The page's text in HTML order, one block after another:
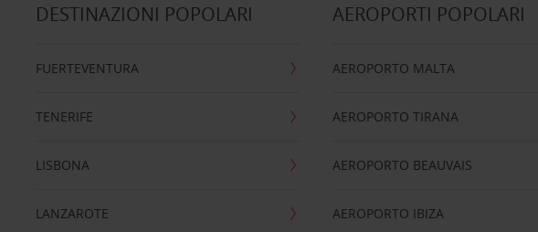
DESTINAZIONI POPOLARI
FUERTEVENTURA
TENERIFE
LISBONA
LANZAROTE
AEROPORTI POPOLARI
AEROPORTO MALTA
AEROPORTO TIRANA
AEROPORTO BEAUVAIS
AEROPORTO IBIZA